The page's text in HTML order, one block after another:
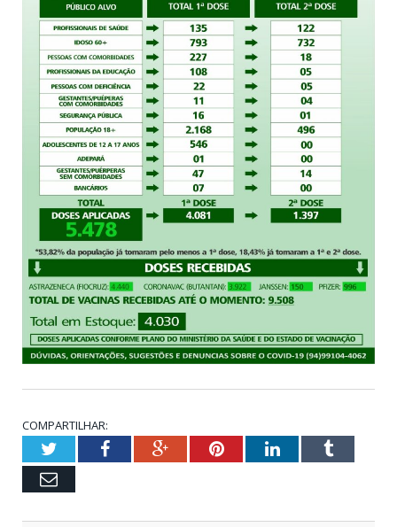
COMPARTILHAR:
TwitterFacebookGoogle+PinterestLinkedInTumblr
Email